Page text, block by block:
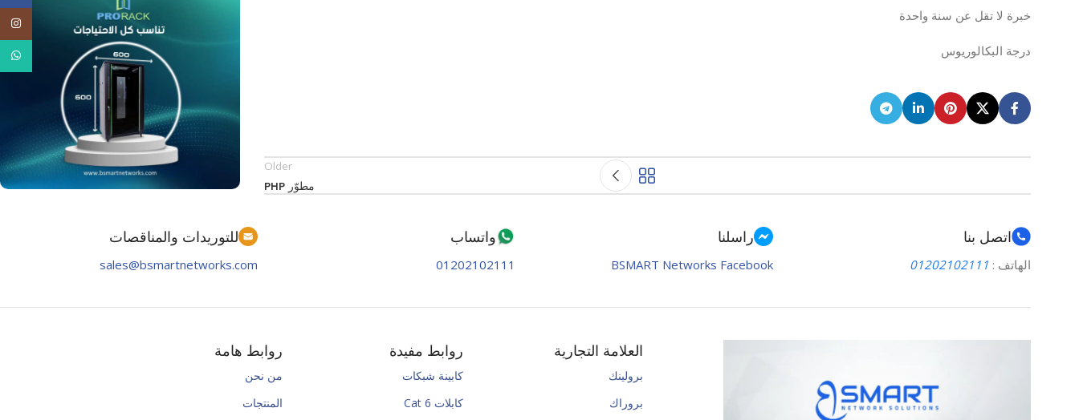
خبرة لا تقل عن سنة واحدة
درجة البكالوريوس
Older
مطوّر PHP
Prorack
Order Now
اتصل بنا
الهاتف : 01202102111
راسلنا
BSMART Networks Facebook
واتساب
01202102111
للتوريدات والمناقصات
sales@bsmartnetworks.com
العلامة التجارية
برولينك
بروراك
روابط مفيدة
كابينة شبكات
كابلات Cat 6
روابط هامة
من نحن
المنتجات